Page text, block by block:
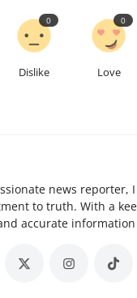
Dislike
0
Love
0
news
to truth. With a
accurate